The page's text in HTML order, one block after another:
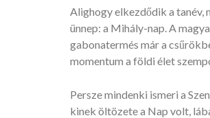
Alighogy elkezdődik a tanév,
ünnep: a Mihály-nap. A
gabonatermés már a
momentum a földi élet
Persze mindenki ismeri a
kinek öltözete a Nap volt,